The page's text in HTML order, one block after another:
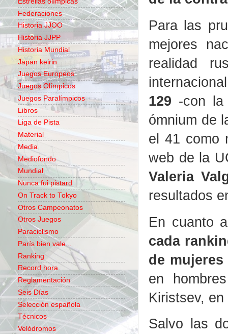
Para las
mejores
realidad
129 -con la
ómnium de
el 41 como
web de la
Valeria
resultados
En cuanto
cada
de
en
Kiristsev, en
Salvo las
Federaciones
Historia JJOO
Historia JJPP
Historia Mundial
Japan keirin
Juegos Europeos
Juegos Olímpicos
Juegos Paralímpicos
Libros
Liga de Pista
Material
Media
Mediofondo
Mundial
Nunca fui pistard
On Track to Tokyo
Otros Campeonatos
Otros Juegos
Paraciclismo
París bien vale...
Ranking
Record hora
Reglamentación
Seis Días
Selección española
Técnicos
Velódromos